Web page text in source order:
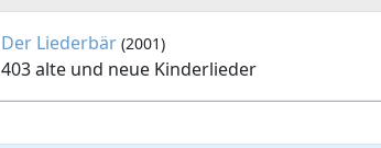
Der Liederbär (2001)
403 alte und neue Kinderlieder